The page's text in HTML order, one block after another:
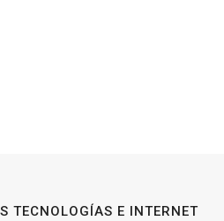
TECNOLOGÍAS E INTERNET